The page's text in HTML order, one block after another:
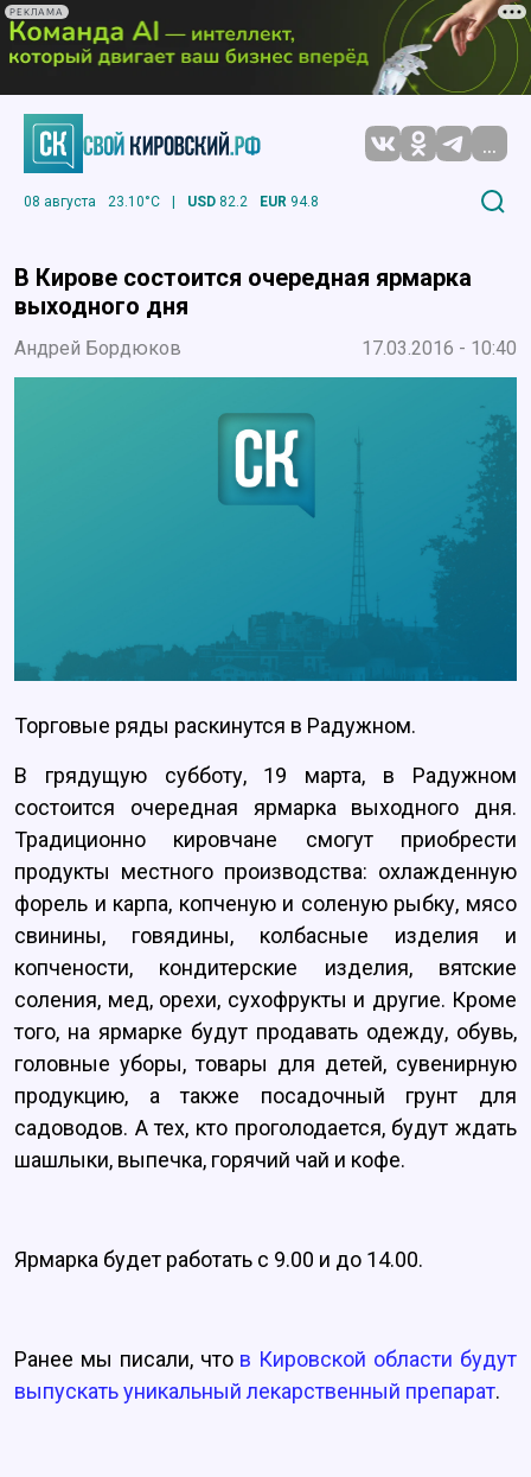
РЕКЛАМА
...
08 августа 23.10°C | USD 82.2 EUR 94.8
В Кирове состоится очередная ярмарка
выходного дня
Андрей Бордюков 17.03.2016 - 10:40
Торговые ряды раскинутся в Радужном.
В грядущую субботу, 19 марта, в Радужном
состоится очередная ярмарка выходного дня.
Традиционно кировчане смогут приобрести
продукты местного производства: охлажденную
форель и карпа, копченую и соленую рыбку, мясо
свинины, говядины, колбасные изделия и
копчености, кондитерские изделия, вятские
соления, мед, орехи, сухофрукты и другие. Кроме
того, на ярмарке будут продавать одежду, обувь,
головные уборы, товары для детей, сувенирную
продукцию, а также посадочный грунт для
садоводов. А тех, кто проголодается, будут ждать
шашлыки, выпечка, горячий чай и кофе.
Ярмарка будет работать с 9.00 и до 14.00.
Ранее мы писали, что в Кировской области будут
выпускать уникальный лекарственный препарат.